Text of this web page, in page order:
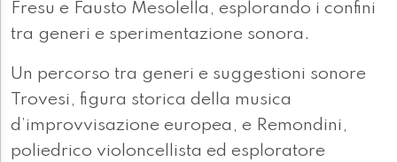
Fresu e Fausto Mesolella, esplorando i confini
tra generi e sperimentazione sonora.
Un percorso tra generi e suggestioni sonore
Trovesi, figura storica della musica
d’improvvisazione europea, e Remondini,
poliedrico violoncellista ed esploratore